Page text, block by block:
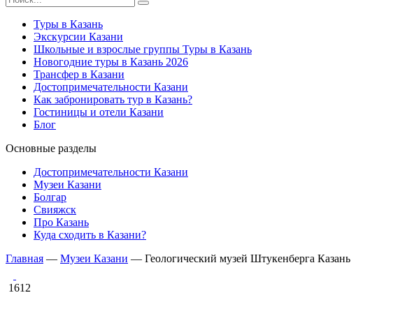
Туры в Казань
Экскурсии Казани
Школьные и взрослые группы Туры в Казань
Новогодние туры в Казань 2026
Трансфер в Казани
Достопримечательности Казани
Как забронировать тур в Казань?
Гостиницы и отели Казани
Блог
Основные разделы
Достопримечательности Казани
Музеи Казани
Болгар
Свияжск
Про Казань
Куда сходить в Казани?
Главная — Музеи Казани — Геологический музей Штукенберга Казань
1612